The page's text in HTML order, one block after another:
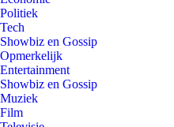
Politiek
Tech
Showbiz en Gossip
Opmerkelijk
Entertainment
Showbiz en Gossip
Muziek
Film